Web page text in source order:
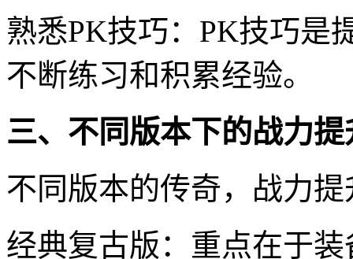
熟悉PK技巧：PK技巧是
不断练习和积累经验。
三、不同版本下的战力
不同版本的传奇，战力
经典复古版：重点在于